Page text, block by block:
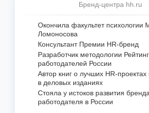
Бренд-центра hh.ru
Окончила факультет
Ломоносова
Консультант Премии HR-бренд
Разработчик методологии
работодателей России
Автор книг о лучших HR-проектах
в деловых изданиях
Стояла у истоков развития бренда
работодателя в России